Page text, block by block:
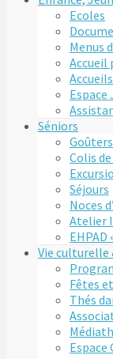
Ecoles
Menus
Accueil
Espace
Séniors
Colis
Séjours
Noces
Atelier
EHPAD
Vie culturelle
Fêtes
Thés